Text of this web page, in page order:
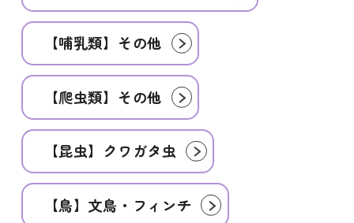
【哺乳類】その他
【爬虫類】その他
【昆虫】クワガタ虫
【鳥】文鳥・フィンチ